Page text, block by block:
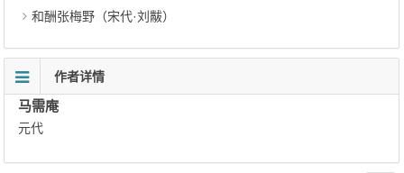
和酬张梅野（宋代·刘黻）
作者详情
马需庵
元代